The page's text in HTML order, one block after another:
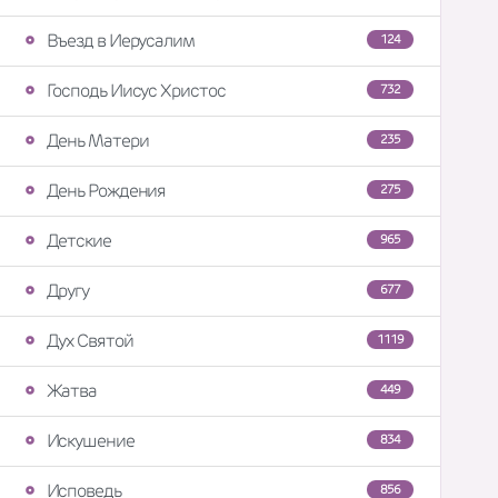
124
Въезд в Иерусалим
732
Господь Иисус Христос
235
День Матери
275
День Рождения
965
Детские
677
Другу
1119
Дух Святой
449
Жатва
834
Искушение
856
Исповедь